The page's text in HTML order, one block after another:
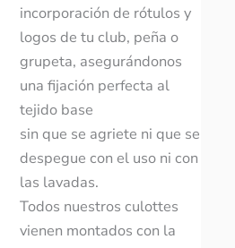
incorporación de rótulos y
logos de tu club, peña o
grupeta, asegurándonos
una fijación perfecta al
tejido base
sin que se agriete ni que se
despegue con el uso ni con
las lavadas.
Todos nuestros culottes
vienen montados con la